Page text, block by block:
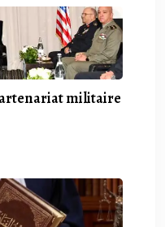
militaire